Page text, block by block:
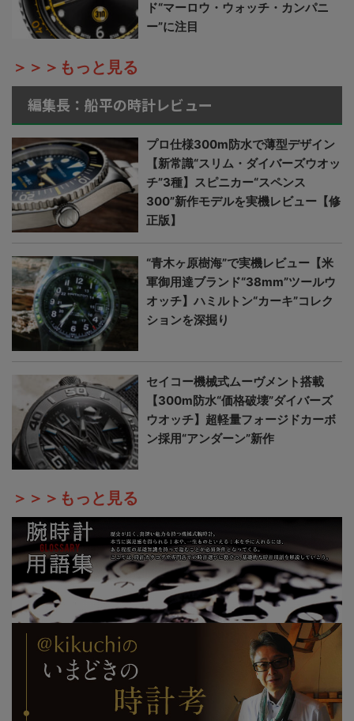
ド“マーロウ・ウォッチ・カンパニ
ー”に注目
＞＞＞もっと見る
編集長：船平の時計レビュー
プロ仕様300m防水で薄型デザイン
【新常識“スリム・ダイバーズウオッ
チ”3種】スピニカー“スペンス
300”新作モデルを実機レビュー【修
正版】
“青木ヶ原樹海”で実機レビュー【米
軍御用達ブランド“38mm”ツールウ
オッチ】ハミルトン“カーキ”コレク
ションを深掘り
セイコー機械式ムーヴメント搭載
【300m防水“価格破壊”ダイバーズ
ウオッチ】超軽量フォージドカーボ
ン採用“アンダーン”新作
＞＞＞もっと見る